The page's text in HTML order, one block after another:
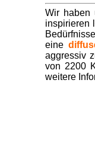
Wir haben
inspirieren
eine
aggressiv
von 2200
weitere